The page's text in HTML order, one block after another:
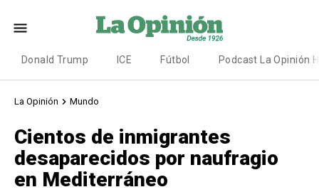
Donald Trump ICE Fútbol Podcast La Opinión
La Opinión Mundo
Cientos de inmigrantes
desaparecidos por naufragio
en Mediterráneo